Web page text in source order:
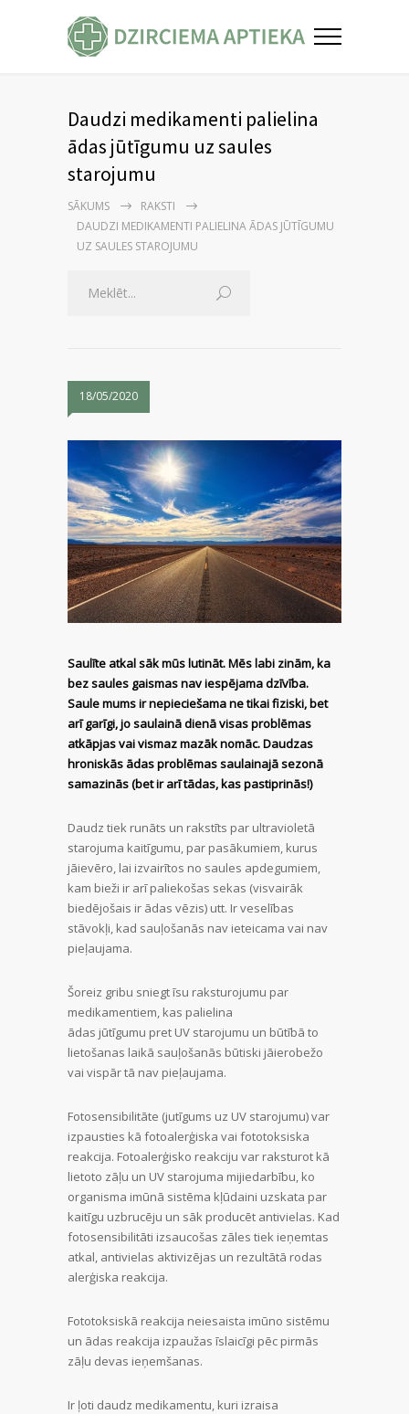
Daudzi medikamenti palielina
ādas jūtīgumu uz saules
starojumu
SĀKUMS
RAKSTI
DAUDZI MEDIKAMENTI PALIELINA ĀDAS JŪTĪGUMU
UZ SAULES STAROJUMU
18/05/2020
Saulīte atkal sāk mūs lutināt. Mēs labi zinām, ka
bez saules gaismas nav iespējama dzīvība.
Saule mums ir nepieciešama ne tikai fiziski, bet
arī garīgi, jo saulainā dienā visas problēmas
atkāpjas vai vismaz mazāk nomāc. Daudzas
hroniskās ādas problēmas saulainajā sezonā
samazinās (bet ir arī tādas, kas pastiprinās!)
Daudz tiek runāts un rakstīts par ultravioletā
starojuma kaitīgumu, par pasākumiem, kurus
jāievēro, lai izvairītos no saules apdegumiem,
kam bieži ir arī paliekošas sekas (visvairāk
biedējošais ir ādas vēzis) utt. Ir veselības
stāvokļi, kad sauļošanās nav ieteicama vai nav
pieļaujama.
Šoreiz gribu sniegt īsu raksturojumu par
medikamentiem, kas palielina
ādas jūtīgumu pret UV starojumu un būtībā to
lietošanas laikā sauļošanās būtiski jāierobežo
vai vispār tā nav pieļaujama.
Fotosensibilitāte (jutīgums uz UV starojumu) var
izpausties kā fotoalerģiska vai fototoksiska
reakcija. Fotoalerģisko reakciju var raksturot kā
lietoto zāļu un UV starojuma mijiedarbību, ko
organisma imūnā sistēma kļūdaini uzskata par
kaitīgu uzbrucēju un sāk producēt antivielas. Kad
fotosensibilitāti izsaucošas zāles tiek ieņemtas
atkal, antivielas aktivizējas un rezultātā rodas
alerģiska reakcija.
Fototoksiskā reakcija neiesaista imūno sistēmu
un ādas reakcija izpaužas īslaicīgi pēc pirmās
zāļu devas ieņemšanas.
Ir ļoti daudz medikamentu, kuri izraisa